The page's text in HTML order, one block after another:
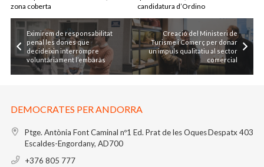
zona coberta
candidatura d’Ordino
Eximirem de responsabilitat
penal les dones que
decideixin interrompre
voluntàriament l’embaràs
Creació del Ministeri de
Turisme i Comerç per donar
un impuls qualitatiu al sector
comercial
DEMOCRATES PER ANDORRA
Ptge. Antònia Font Caminal nº1 Ed. Prat de les OquesDespatx 403
Escaldes-Engordany, AD700
+376 805 777